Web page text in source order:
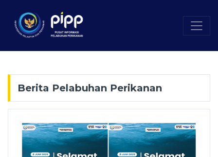
Berita Pelabuhan Perikanan